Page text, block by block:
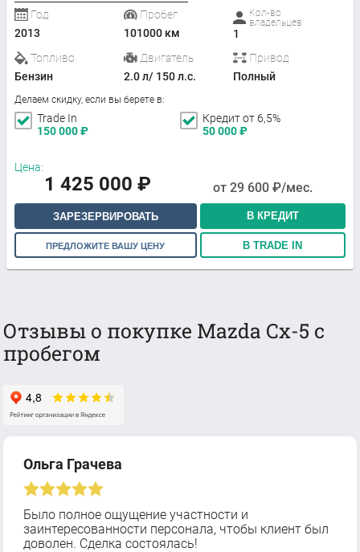
Год
2013
Пробег
101000 км
Кол-во
владельцев
1
Топливо
Бензин
Двигатель
2.0 л/ 150 л.с.
Привод
Полный
Делаем скидку, если вы берете в:
Trade In
150 000₽
Кредит от 6,5%
50 000₽
Цена:
1 425 000 ₽ от 29 600 ₽/мес.
ЗАРЕЗЕРВИРОВАТЬ В КРЕДИТ
ПРЕДЛОЖИТЕ ВАШУ ЦЕНУ В TRADE IN
Отзывы о покупке Mazda Cx-5 с
пробегом
Ольга Грачева
Было полное ощущение участности и
заинтересованности персонала, чтобы клиент был
доволен. Сделка состоялась!